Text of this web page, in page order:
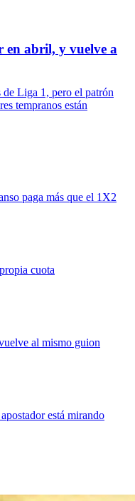
en abril, y vuelve a
Liga 1, pero el patrón
tempranos están
paga más que el 1X2
cuota
al mismo guion
está mirando